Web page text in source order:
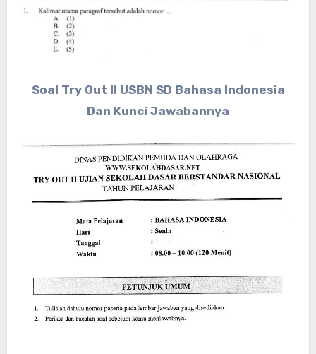
Soal Try Out II USBN SD Bahasa Indonesia
Dan Kunci Jawabannya